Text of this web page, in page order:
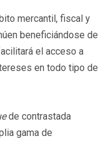
mercantil, fiscal y
beneficiándose de
el acceso a
en todo tipo de
de contrastada
gama de